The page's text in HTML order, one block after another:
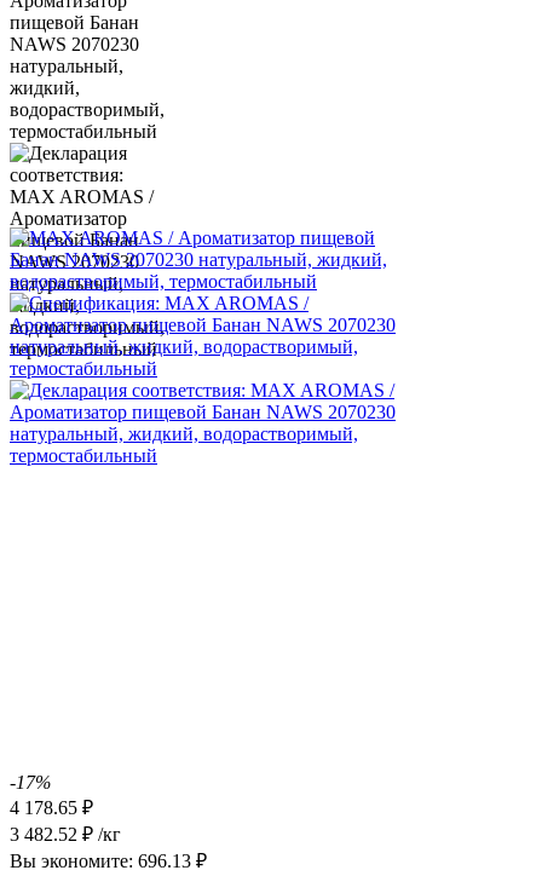
-17%
4 178.65 ₽
3 482.52 ₽ /кг
Вы экономите: 696.13 ₽